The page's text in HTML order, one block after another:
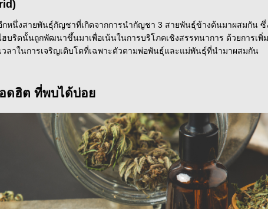
กหนึ่งสายพันธุ์กัญชาที่เกิดจากการนำกัญชา 3 สายพันธุ์ข้างต้นมาผสมกัน
ริดนั้นถูกพัฒนาขึ้นมาเพื่อเน้นในการบริโภคเชิงสรรทนาการ ด้วยการเพิ่
ลาในการเจริญเติบโตที่เฉพาะตัวตามพ่อพันธ์ุและแม่พันธ์ุที่นำมาผสมกัน
ดฮิต ที่พบได้บ่อย